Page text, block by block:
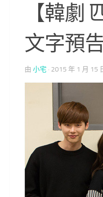
【韓劇
文字預
由 小宅 · 2015 年 1 月 15